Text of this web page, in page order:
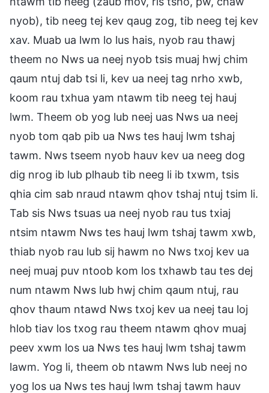
nyob), tib neeg tej kev qaug zog, tib neeg tej kev
xav. Muab ua lwm lo lus hais, nyob rau thawj
theem no Nws ua neej nyob tsis muaj hwj chim
qaum ntuj dab tsi li, kev ua neej tag nrho xwb,
koom rau txhua yam ntawm tib neeg tej hauj
lwm. Theem ob yog lub neej uas Nws ua neej
nyob tom qab pib ua Nws tes hauj lwm tshaj
tawm. Nws tseem nyob hauv kev ua neeg dog
dig nrog ib lub plhaub tib neeg li ib txwm, tsis
qhia cim sab nraud ntawm qhov tshaj ntuj tsim li.
Tab sis Nws tsuas ua neej nyob rau tus txiaj
ntsim ntawm Nws tes hauj lwm tshaj tawm xwb,
thiab nyob rau lub sij hawm no Nws txoj kev ua
neej muaj puv ntoob kom los txhawb tau tes dej
num ntawm Nws lub hwj chim qaum ntuj, rau
qhov thaum ntawd Nws txoj kev ua neej tau loj
hlob tiav los txog rau theem ntawm qhov muaj
peev xwm los ua Nws tes hauj lwm tshaj tawm
lawm. Yog li, theem ob ntawm Nws lub neej no
yog los ua Nws tes hauj lwm tshaj tawm hauv